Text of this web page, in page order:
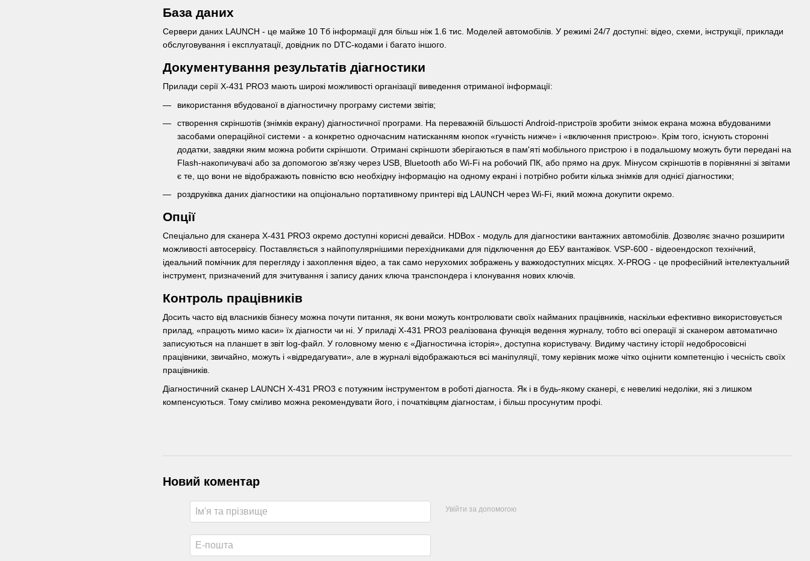
База даних
Сервери даних LAUNCH - це майже 10 Тб інформації для більш ніж 1.6 тис. Моделей автомобілів. У режимі 24/7 доступні: відео, схеми, інструкції, приклади
обслуговування і експлуатації, довідник по DTC-кодами і багато іншого.
Документування результатів діагностики
Прилади серії X-431 PRO3 мають широкі можливості організації виведення отриманої інформації:
використання вбудованої в діагностичну програму системи звітів;
створення скріншотів (знімків екрану) діагностичної програми. На переважній більшості Android-пристроїв зробити знімок екрана можна вбудованими
засобами операційної системи - а конкретно одночасним натисканням кнопок «гучність нижче» і «включення пристрою». Крім того, існують сторонні
додатки, завдяки яким можна робити скріншоти. Отримані скріншоти зберігаються в пам'яті мобільного пристрою і в подальшому можуть бути передані на
Flash-накопичувачі або за допомогою зв'язку через USB, Bluetooth або Wi-Fi на робочий ПК, або прямо на друк. Мінусом скріншотів в порівнянні зі звітами
є те, що вони не відображають повністю всю необхідну інформацію на одному екрані і потрібно робити кілька знімків для однієї діагностики;
роздруківка даних діагностики на опціонально портативному принтері від LAUNCH через Wi-Fi, який можна докупити окремо.
Опції
Спеціально для сканера X-431 PRO3 окремо доступні корисні девайси. HDBox - модуль для діагностики вантажних автомобілів. Дозволяє значно розширити
можливості автосервісу. Поставляється з найпопулярнішими перехідниками для підключення до ЕБУ вантажівок. VSP-600 - відеоендоскоп технічний,
ідеальний помічник для перегляду і захоплення відео, а так само нерухомих зображень у важкодоступних місцях. X-PROG - це професійний інтелектуальний
інструмент, призначений для зчитування і запису даних ключа транспондера і клонування нових ключів.
Контроль працівників
Досить часто від власників бізнесу можна почути питання, як вони можуть контролювати своїх найманих працівників, наскільки ефективно використовується
прилад, «працють мимо каси» їх діагности чи ні. У приладі X-431 PRO3 реалізована функція ведення журналу, тобто всі операції зі сканером автоматично
записуються на планшет в звіт log-файл. У головному меню є «Діагностична історія», доступна користувачу. Видиму частину історії недобросовісні
працівники, звичайно, можуть і «відредагувати», але в журналі відображаються всі маніпуляції, тому керівник може чітко оцінити компетенцію і чесність своїх
працівників.
Діагностичний сканер LAUNCH X-431 PRO3 є потужним інструментом в роботі діагноста. Як і в будь-якому сканері, є невеликі недоліки, які з лишком
компенсуються. Тому сміливо можна рекомендувати його, і початківцям діагностам, і більш просунутим профі.
Новий коментар
Увійти за допомогою